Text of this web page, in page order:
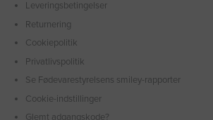
Leveringsbetingelser
Returnering
Cookiepolitik
Privatlivspolitik
Se Fødevarestyrelsens smiley-rapporter
Cookie-indstillinger
Glemt adgangskode?